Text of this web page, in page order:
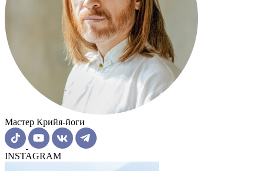
Мастер Крийя-йоги
INSTAGRAM